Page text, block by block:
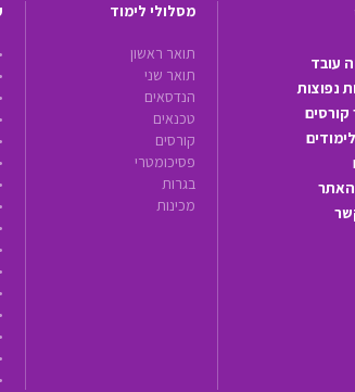
עובד
נפוצות
מסלולי לימוד
תואר ראשון
תואר שני
הנדסאים
טכנאים
קורסים
פסיכומטרי
בגרות
מכינות
•
•
•
•
•
•
•
•
•
•
•
•
•
•
•
•